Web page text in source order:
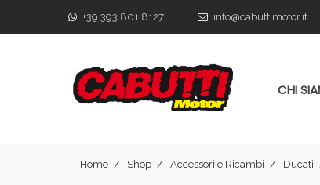
+39 393 801 8127 info@cabuttimotor.it
CHI
Home Shop Accessori e Ricambi Ducati